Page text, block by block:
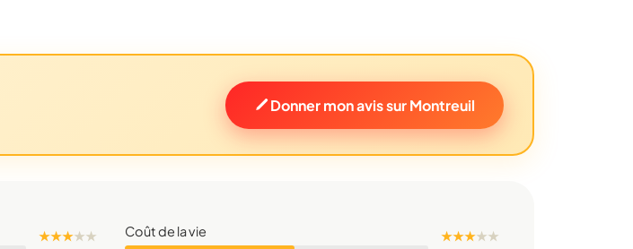
Donner mon avis sur Montreuil
★ ★ ★★★ Coût de la vie ★ ★ ★★★